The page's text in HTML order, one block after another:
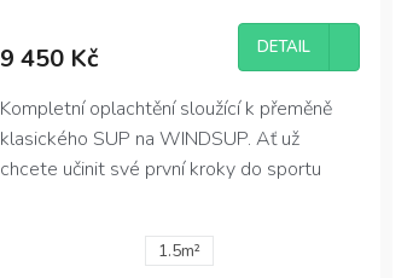
je
z
5
hvězdiček.
9 450 Kč DETAIL
Kompletní oplachtění sloužící k přeměně
klasického SUP na WINDSUP. Ať už
chcete učinit své první kroky do sportu
zábavy na vodě, SupSail Rig je ta správná
1.5m²